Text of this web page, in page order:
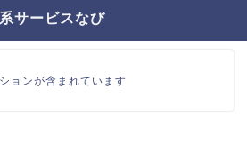
サービスなび
ョンが含まれています